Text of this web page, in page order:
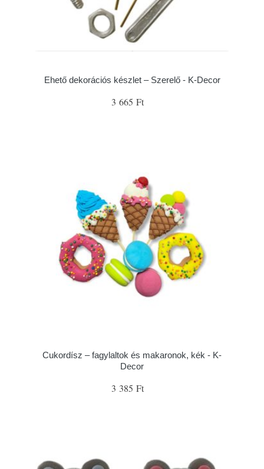
Ehető dekorációs készlet – Szerelő - K-Decor
3 665 Ft
Cukordísz – fagylaltok és makaronok, kék - K-
Decor
3 385 Ft